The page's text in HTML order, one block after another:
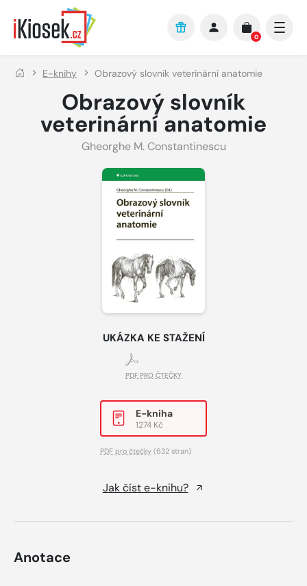
Přejít na hlavní obsah
0
E-knihy Obrazový slovník veterinární anatomie
Obrazový slovník
veterinární anatomie
Gheorghe M. Constantinescu
UKÁZKA KE STAŽENÍ
PDF PRO ČTEČKY
E-kniha
1274 Kč
PDF pro čtečky (632 stran)
Jak číst e-knihu?
Anotace